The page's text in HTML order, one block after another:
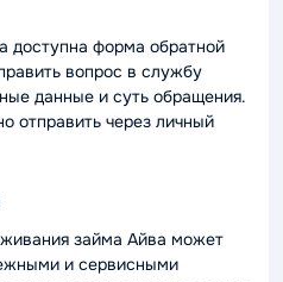
доступна форма обратной
вопрос в службу
данные и суть обращения.
отправить через личный
займа Айва может
и сервисными